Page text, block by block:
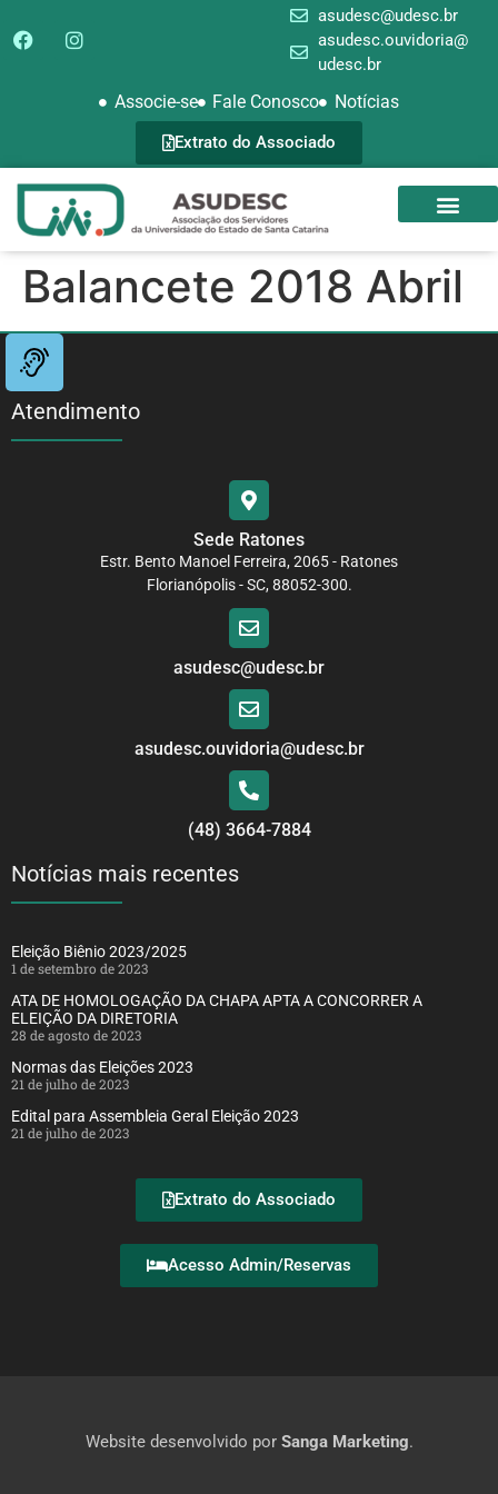
asudesc@udesc.br
asudesc.ouvidoria@
udesc.br
Associe-se Fale Conosco Notícias
Extrato do Associado
Balancete 2018 Abril
Atendimento
Sede Ratones
Estr. Bento Manoel Ferreira, 2065 - Ratones
Florianópolis - SC, 88052-300.
asudesc@udesc.br
asudesc.ouvidoria@udesc.br
(48) 3664-7884
Notícias mais recentes
Eleição Biênio 2023/2025
1 de setembro de 2023
ATA DE HOMOLOGAÇÃO DA CHAPA APTA A CONCORRER A
ELEIÇÃO DA DIRETORIA
28 de agosto de 2023
Normas das Eleições 2023
21 de julho de 2023
Edital para Assembleia Geral Eleição 2023
21 de julho de 2023
Extrato do Associado
Acesso Admin/Reservas
Website desenvolvido por Sanga Marketing.